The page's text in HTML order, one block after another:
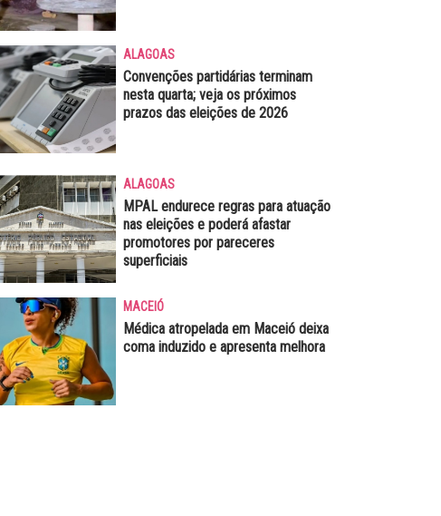
ALAGOAS
Convenções partidárias terminam
nesta quarta; veja os próximos
prazos das eleições de 2026
ALAGOAS
MPAL endurece regras para atuação
nas eleições e poderá afastar
promotores por pareceres
superficiais
MACEIÓ
Médica atropelada em Maceió deixa
coma induzido e apresenta melhora